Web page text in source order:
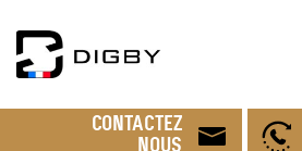
CONTACTEZ
NOUS